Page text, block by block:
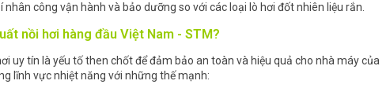
nhân công vận hành và bảo dưỡng so với các loại lò hơi đốt nhiên liệu rắn.
nồi hơi hàng đầu Việt Nam - STM?
uy tín là yếu tố then chốt để đảm bảo an toàn và hiệu quả cho nhà máy của
lĩnh vực nhiệt năng với những thế mạnh: